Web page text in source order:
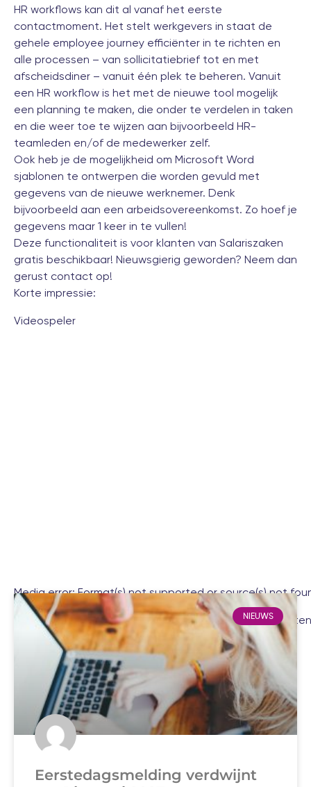
HR workflows kan dit al vanaf het eerste
contactmoment. Het stelt werkgevers in staat de
gehele employee journey efficiënter in te richten en
alle processen – van sollicitatiebrief tot en met
afscheidsdiner – vanuit één plek te beheren. Vanuit
een HR workflow is het met de nieuwe tool mogelijk
een planning te maken, die onder te verdelen in taken
en die weer toe te wijzen aan bijvoorbeeld HR-
teamleden en/of de medewerker zelf.
Ook heb je de mogelijkheid om Microsoft Word
sjablonen te ontwerpen die worden gevuld met
gegevens van de nieuwe werknemer. Denk
bijvoorbeeld aan een arbeidsovereenkomst. Zo hoef je
gegevens maar 1 keer in te vullen!
Deze functionaliteit is voor klanten van Salariszaken
gratis beschikbaar! Nieuwsgierig geworden? Neem dan
gerust contact op!
Korte impressie:
Videospeler
Media error: Format(s) not supported or source(s) not
Bestand downloaden: https://salariszaken.nl/wp-
NIEUWS
Eerstedagsmelding verdwijnt